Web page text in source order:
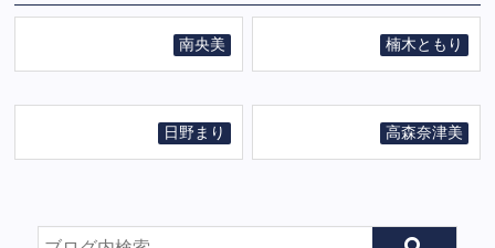
南央美 楠木ともり
日野まり 高森奈津美